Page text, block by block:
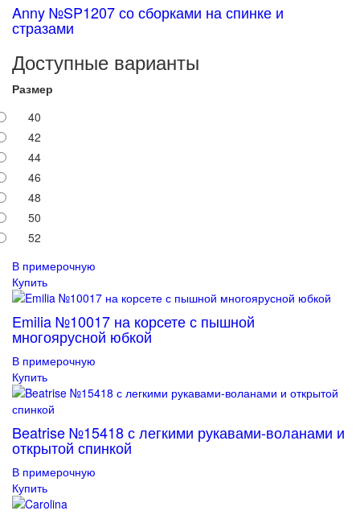
Anny №SP1207 со сборками на спинке и
стразами
Доступные варианты
Размер
40
42
44
46
48
50
52
В примерочную
Купить
Emilia №10017 на корсете с пышной
многоярусной юбкой
В примерочную
Купить
Beatrise №15418 с легкими рукавами-воланами и
открытой спинкой
В примерочную
Купить